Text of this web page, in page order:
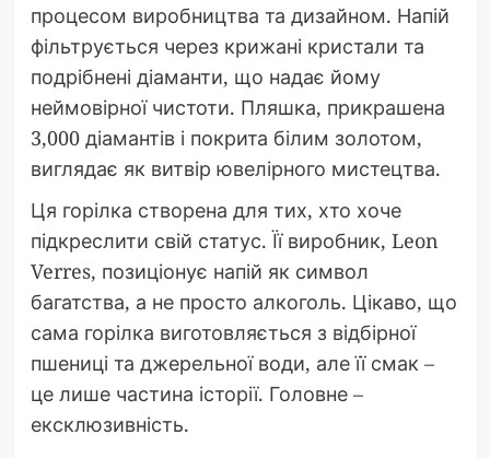
процесом виробництва та дизайном. Напій
фільтрується через крижані кристали та
подрібнені діаманти, що надає йому
неймовірної чистоти. Пляшка, прикрашена
3,000 діамантів і покрита білим золотом,
виглядає як витвір ювелірного мистецтва.
Ця горілка створена для тих, хто хоче
підкреслити свій статус. Її виробник, Leon
Verres, позиціонує напій як символ
багатства, а не просто алкоголь. Цікаво, що
сама горілка виготовляється з відбірної
пшениці та джерельної води, але її смак –
це лише частина історії. Головне –
ексклюзивність.